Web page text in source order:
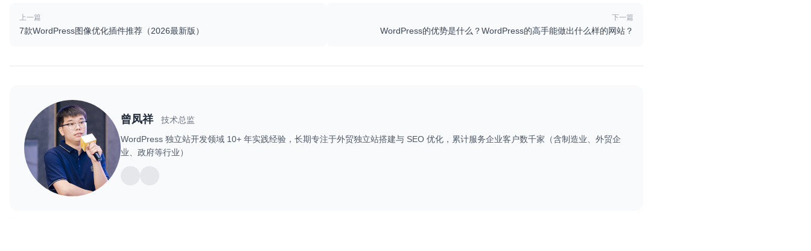
上一篇
7款WordPress图像优化插件推荐（2026最新版）
下一篇
WordPress的优势是什么？WordPress的高手能做出什么样的网站？
曾凤祥
技术总监
WordPress 独立站开发领域 10+ 年实践经验，长期专注于外贸独立站搭建与 SEO 优化，累计服务企业客户数千家（含制造业、外贸企
业、政府等行业）